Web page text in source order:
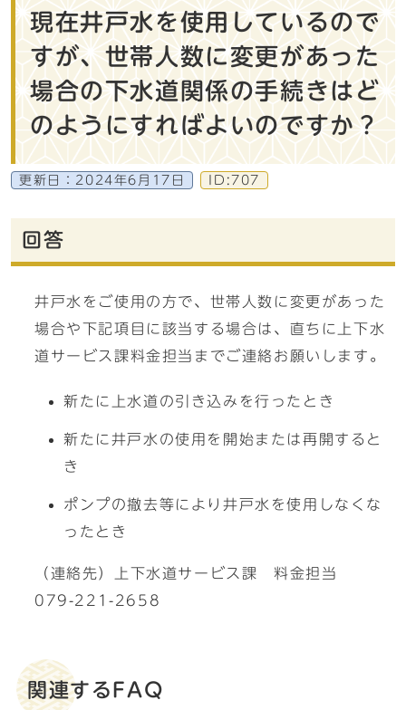
現在井戸水を使用しているので
すが、世帯人数に変更があった
場合の下水道関係の手続きはど
のようにすればよいのですか？
更新日： 2024年6月17日 ID:707
回答
井戸水をご使用の方で、世帯人数に変更があった
場合や下記項目に該当する場合は、直ちに上下水
道サービス課料金担当までご連絡お願いします。
新たに上水道の引き込みを行ったとき
新たに井戸水の使用を開始または再開すると
き
ポンプの撤去等により井戸水を使用しなくな
ったとき
（連絡先）上下水道サービス課 料金担当
079-221-2658
関連するFAQ